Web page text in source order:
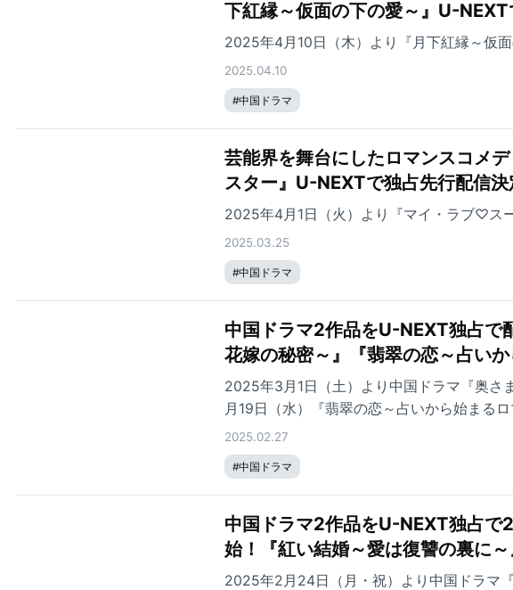
下紅縁～仮面の下の愛～』U-
2025年4月10日（木）より『月下紅縁～仮
2025.04.10
#中国ドラマ
芸能界を舞台にしたロマンスコメ
スター』U-NEXTで独占先行配信決
2025年4月1日（火）より『マイ・ラブ♡ス
2025.03.25
#中国ドラマ
中国ドラマ2作品をU-NEXT独占で
花嫁の秘密～』『翡翠の恋～占い
2025年3月1日（土）より中国ドラマ『奥
月19日（水）『翡翠の恋～占いから始まる
2025.02.27
#中国ドラマ
中国ドラマ2作品をU-NEXT独占
始！『紅い結婚～愛は復讐の裏に
2025年2月24日（月・祝）より中国ドラマ